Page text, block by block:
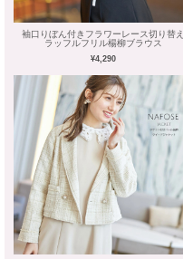
袖口りぼん付きフラワーレース切り替え
ラッフルフリル楊柳ブラウス
¥4,290